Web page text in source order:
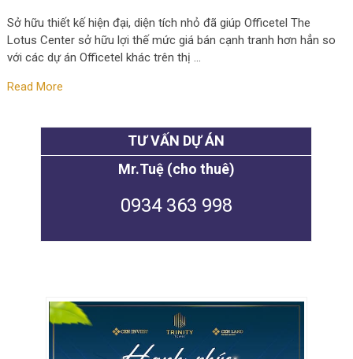
Sở hữu thiết kế hiện đại, diện tích nhỏ đã giúp Officetel The
Lotus Center sở hữu lợi thế mức giá bán cạnh tranh hơn hẳn so
với các dự án Officetel khác trên thị …
Read More
TƯ VẤN DỰ ÁN
Mr.Tuệ (cho thuê)
0934 363 998